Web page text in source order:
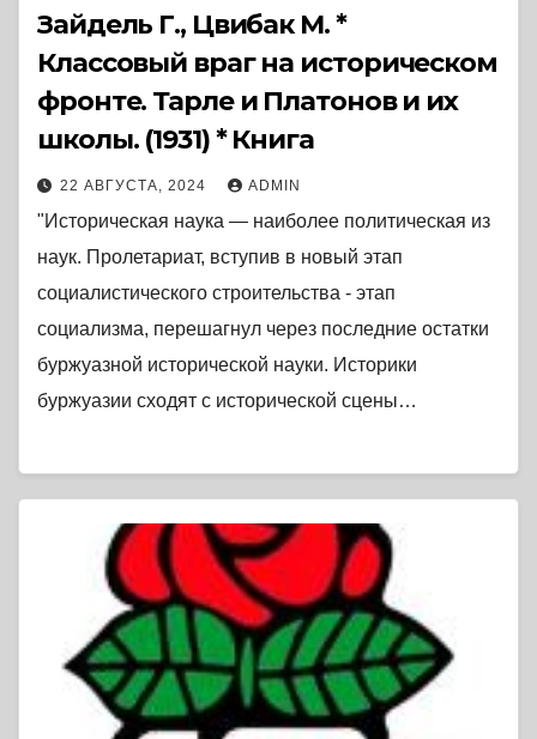
Зайдель Г., Цвибак М. *
Классовый враг на историческом
фронте. Тарле и Платонов и их
школы. (1931) * Книга
22 АВГУСТА, 2024 ADMIN
"Историческая наука — наиболее политическая из
наук. Пролетариат, вступив в новый этап
социалистического строительства - этап
социализма, перешагнул через последние остатки
буржуазной исторической науки. Историки
буржуазии сходят с исторической сцены…